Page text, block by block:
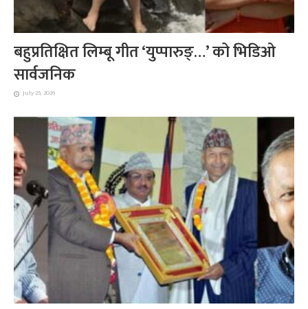
बहुप्रतिक्षित लिम्बू गीत ‘युप्पारुङ्…’ को भिडिओ
सार्वजनिक
July 25, 2026